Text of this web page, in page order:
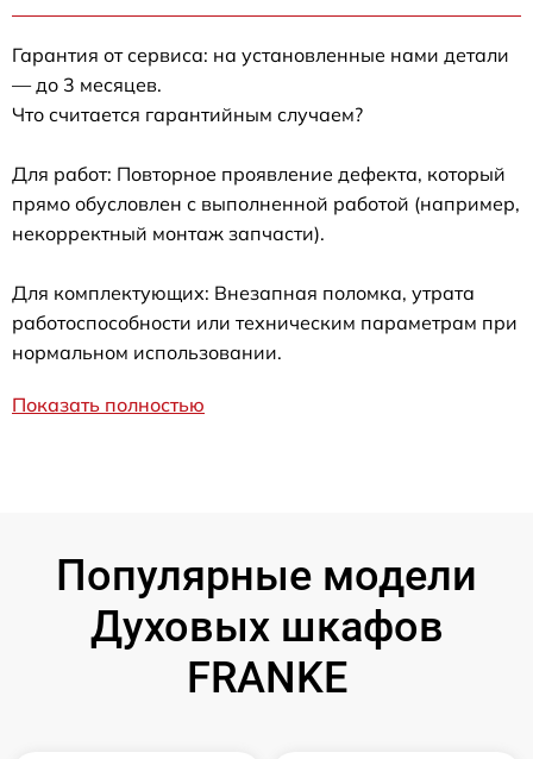
Гарантия от сервиса: на установленные нами детали
— до 3 месяцев.
Что считается гарантийным случаем?
Для работ: Повторное проявление дефекта, который
прямо обусловлен с выполненной работой (например,
некорректный монтаж запчасти).
Для комплектующих: Внезапная поломка, утрата
работоспособности или техническим параметрам при
нормальном использовании.
Показать полностью
Популярные модели
Духовых шкафов
FRANKE